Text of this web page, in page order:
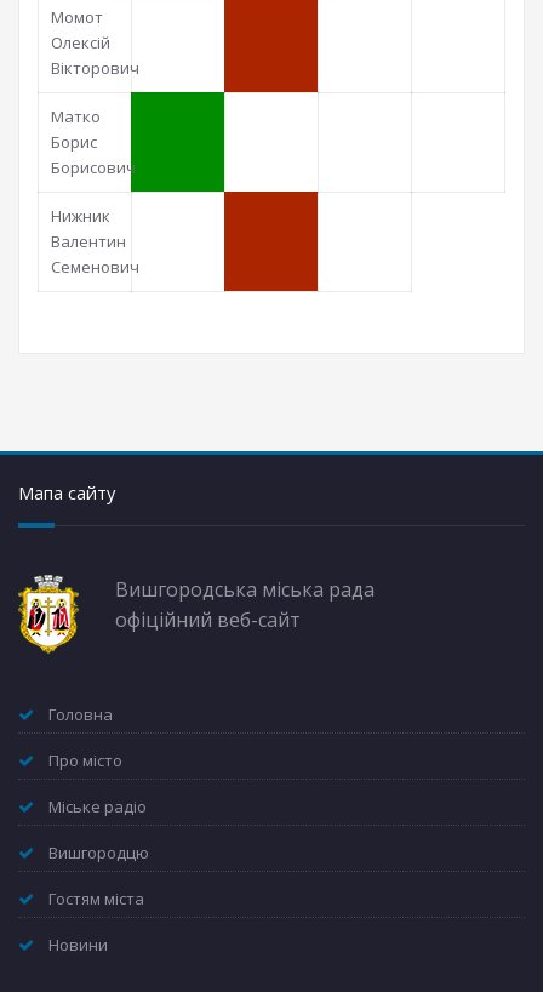
Момот
Олексій
Вікторович
Матко
Борис
Борисович
Нижник
Валентин
Семенович
Мапа сайту
Вишгородська міська рада
офіційний веб-сайт
Головна
Про місто
Міське радіо
Вишгородцю
Гостям міста
Новини